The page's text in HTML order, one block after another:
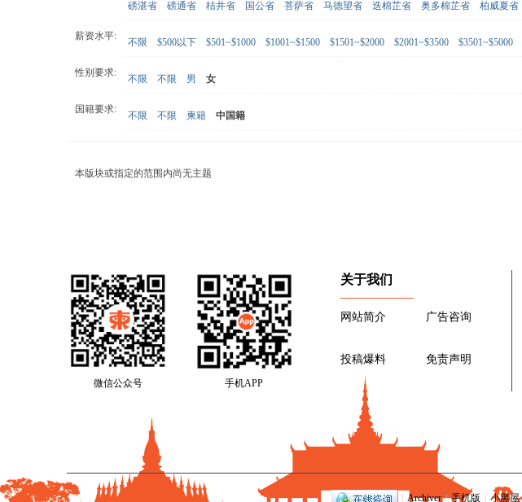
磅湛省
磅通省 桔井省 国公省 菩萨省 马德望省 迭棉芷省 奥多棉芷省 柏威夏省
薪资水平:
不限 $500以下 $501~$1000 $1001~$1500 $1501~$2000 $2001~$3500 $3501~$5000
性别要求:
不限 不限 男 女
国籍要求:
不限 不限 柬籍 中国籍
本版块或指定的范围内尚无主题
微信公众号 手机APP
关于我们
网站简介 广告咨询
投稿爆料 免责声明
Archiver | 手机版 小黑屋